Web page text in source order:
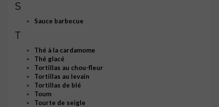
S
Sauce barbecue
T
Thé à la cardamome
Thé glacé
Tortillas au chou-fleur
Tortillas au levain
Tortillas de blé
Toum
Tourte de seigle